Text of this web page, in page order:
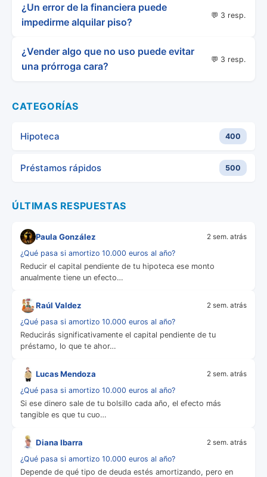
¿Un error de la financiera puede
impedirme alquilar piso?
💬 3 resp.
¿Vender algo que no uso puede evitar
una prórroga cara?
💬 3 resp.
CATEGORÍAS
Hipoteca 400
Préstamos rápidos 500
ÚLTIMAS RESPUESTAS
Paula González 2 sem. atrás
¿Qué pasa si amortizo 10.000 euros al año?
Reducir el capital pendiente de tu hipoteca ese monto
anualmente tiene un efecto…
Raúl Valdez 2 sem. atrás
¿Qué pasa si amortizo 10.000 euros al año?
Reducirás significativamente el capital pendiente de tu
préstamo, lo que te ahor…
Lucas Mendoza 2 sem. atrás
¿Qué pasa si amortizo 10.000 euros al año?
Si ese dinero sale de tu bolsillo cada año, el efecto más
tangible es que tu cuo…
Diana Ibarra 2 sem. atrás
¿Qué pasa si amortizo 10.000 euros al año?
Depende de qué tipo de deuda estés amortizando, pero en